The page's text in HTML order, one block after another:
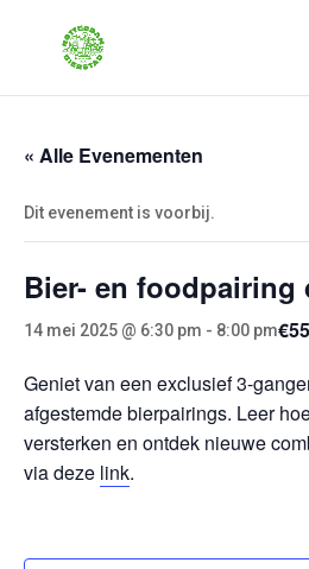
« Alle Evenementen
Dit evenement is voorbij.
Bier- en foodpairing
14 mei 2025 @ 6:30 pm - 8:00 pm€55
Geniet van een exclusief 3-
afgestemde bierpairings. Leer
versterken en ontdek nieuwe
via deze link.